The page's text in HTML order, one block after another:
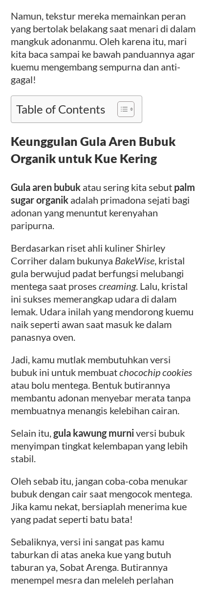
Namun, tekstur mereka memainkan peran
yang bertolak belakang saat menari di dalam
mangkuk adonanmu. Oleh karena itu, mari
kita baca sampai ke bawah panduannya agar
kuemu mengembang sempurna dan anti-
gagal!
Table of Contents
Keunggulan Gula Aren Bubuk
Organik untuk Kue Kering
Gula aren bubuk atau sering kita sebut palm
sugar organik adalah primadona sejati bagi
adonan yang menuntut kerenyahan
paripurna.
Berdasarkan riset ahli kuliner Shirley
Corriher dalam bukunya BakeWise, kristal
gula berwujud padat berfungsi melubangi
mentega saat prosescreaming. Lalu, kristal
ini sukses memerangkap udara di dalam
lemak. Udara inilah yang mendorong kuemu
naik seperti awan saat masuk ke dalam
panasnya oven.
Jadi, kamu mutlak membutuhkan versi
bubuk ini untuk membuatchocochip cookies
atau bolu mentega. Bentuk butirannya
membantu adonan menyebar merata tanpa
membuatnya menangis kelebihan cairan.
Selain itu,gula kawung murniversi bubuk
menyimpan tingkat kelembapan yang lebih
stabil.
Oleh sebab itu, jangan coba-coba menukar
bubuk dengan cair saat mengocok mentega.
Jika kamu nekat, bersiaplah menerima kue
yang padat seperti batu bata!
Sebaliknya, versi ini sangat pas kamu
taburkan di atas aneka kue yang butuh
taburan ya, Sobat Arenga. Butirannya
menempel mesra dan meleleh perlahan